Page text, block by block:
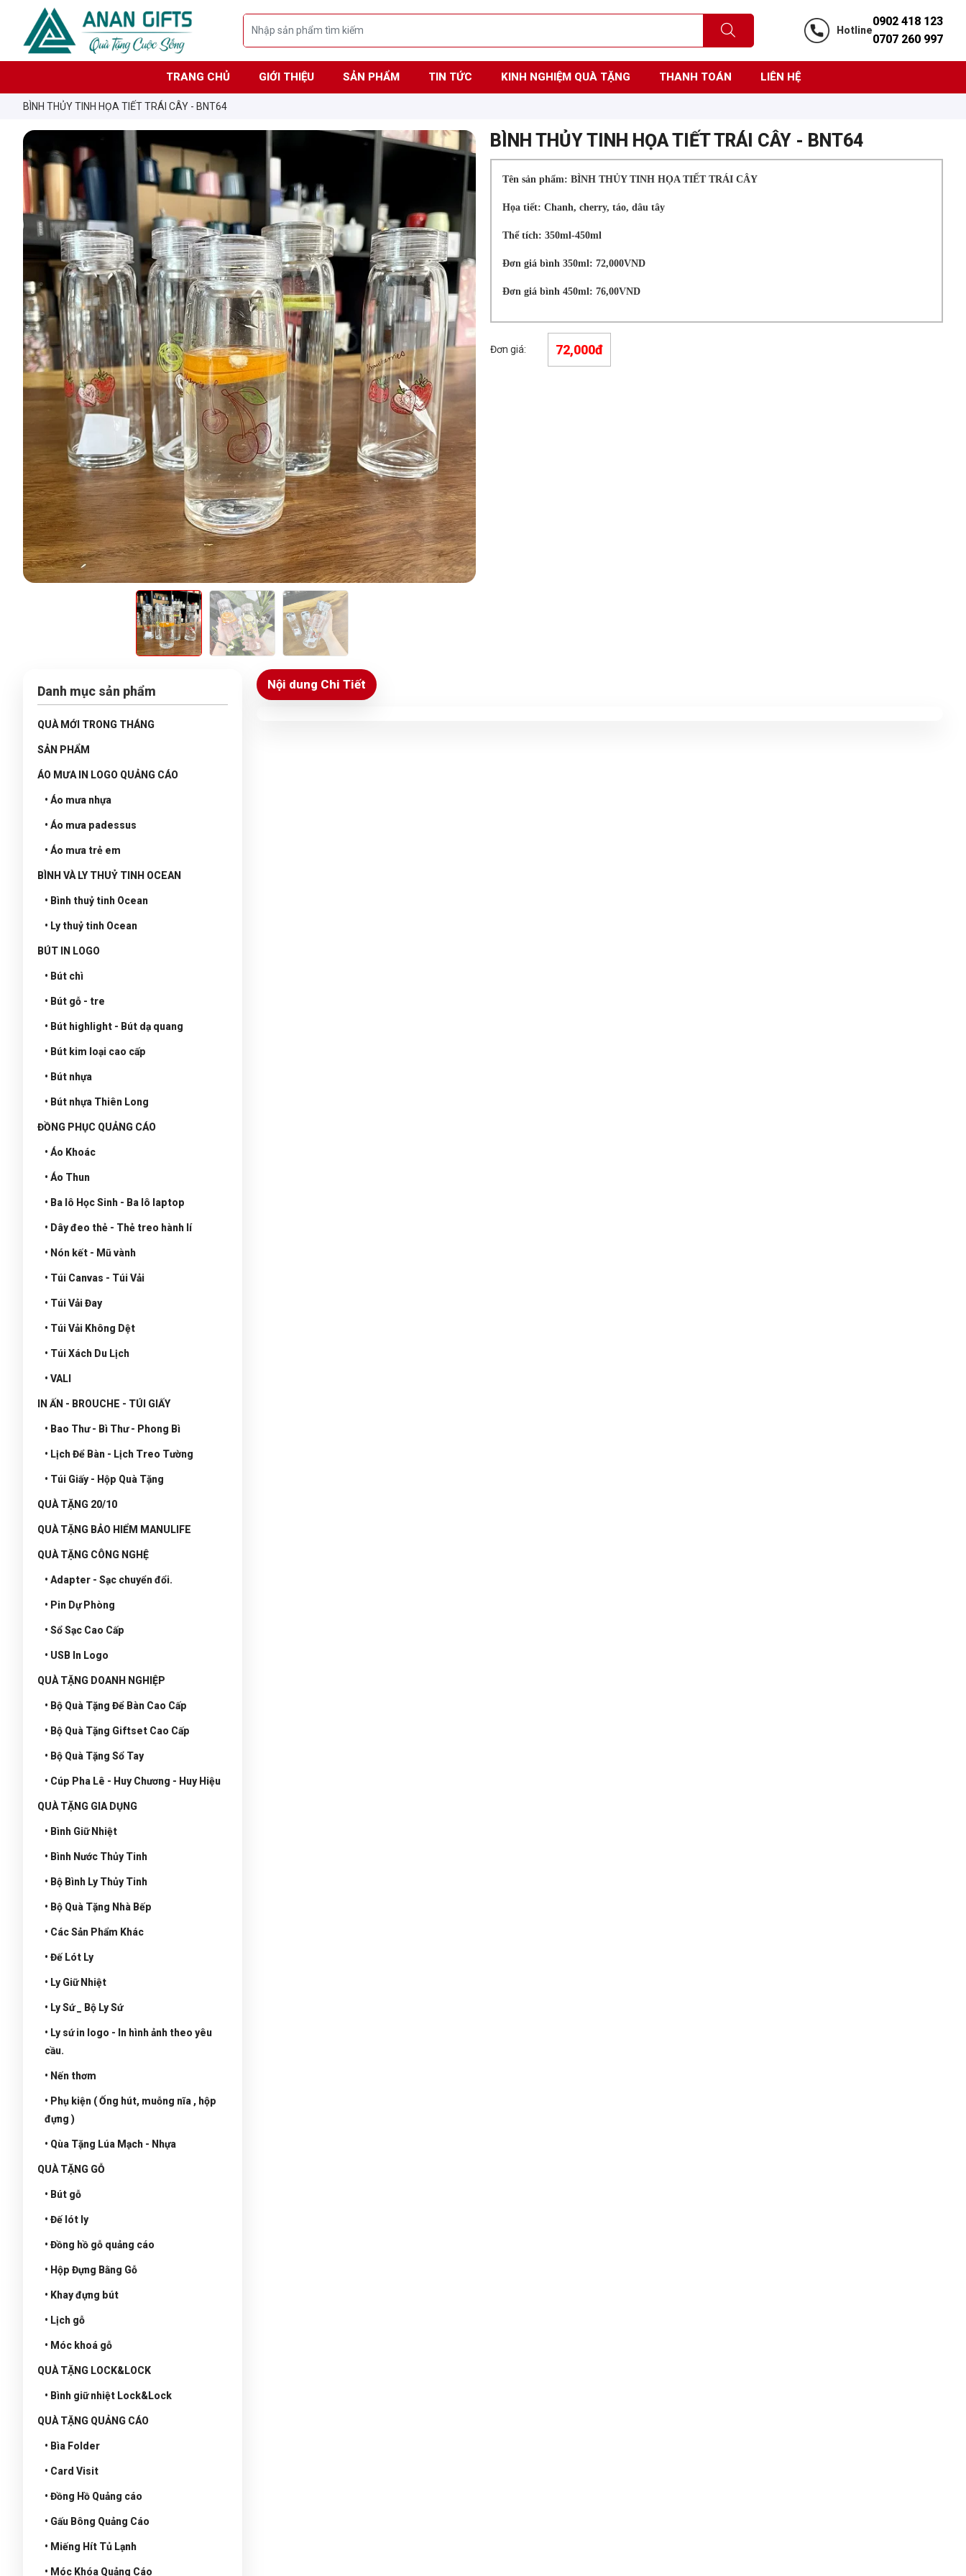
Hotline
0902 418 123
0707 260 997
TRANG CHỦ GIỚI THIỆU SẢN PHẨM TIN TỨC KINH NGHIỆM QUÀ TẶNG THANH TOÁN LIÊN HỆ
BÌNH THỦY TINH HỌA TIẾT TRÁI CÂY - BNT64
BÌNH THỦY TINH HỌA TIẾT TRÁI CÂY - BNT64
Tên sản phẩm: BÌNH THỦY TINH HỌA TIẾT TRÁI CÂY
Họa tiết: Chanh, cherry, táo, dâu tây
Thể tích: 350ml-450ml
Đơn giá bình 350ml: 72,000VND
Đơn giá bình 450ml: 76,00VND
Đơn giá: 72,000đ
Danh mục sản phẩm
QUÀ MỚI TRONG THÁNG
SẢN PHẨM
ÁO MƯA IN LOGO QUẢNG CÁO
• Áo mưa nhựa
• Áo mưa padessus
• Áo mưa trẻ em
BÌNH VÀ LY THUỶ TINH OCEAN
• Bình thuỷ tinh Ocean
• Ly thuỷ tinh Ocean
BÚT IN LOGO
• Bút chì
• Bút gỗ - tre
• Bút highlight - Bút dạ quang
• Bút kim loại cao cấp
• Bút nhựa
• Bút nhựa Thiên Long
ĐỒNG PHỤC QUẢNG CÁO
• Áo Khoác
• Áo Thun
• Ba lô Học Sinh - Ba lô laptop
• Dây đeo thẻ - Thẻ treo hành lí
• Nón kết - Mũ vành
• Túi Canvas - Túi Vải
• Túi Vải Đay
• Túi Vải Không Dệt
• Túi Xách Du Lịch
• VALI
IN ẤN - BROUCHE - TÚI GIẤY
• Bao Thư - Bì Thư - Phong Bì
• Lịch Để Bàn - Lịch Treo Tường
• Túi Giấy - Hộp Quà Tặng
QUÀ TẶNG 20/10
QUÀ TẶNG BẢO HIỂM MANULIFE
QUÀ TẶNG CÔNG NGHỆ
• Adapter - Sạc chuyển đổi.
• Pin Dự Phòng
• Sổ Sạc Cao Cấp
• USB In Logo
QUÀ TẶNG DOANH NGHIỆP
• Bộ Quà Tặng Để Bàn Cao Cấp
• Bộ Quà Tặng Giftset Cao Cấp
• Bộ Quà Tặng Sổ Tay
• Cúp Pha Lê - Huy Chương - Huy Hiệu
QUÀ TẶNG GIA DỤNG
• Bình Giữ Nhiệt
• Bình Nước Thủy Tinh
• Bộ Bình Ly Thủy Tinh
• Bộ Quà Tặng Nhà Bếp
• Các Sản Phẩm Khác
• Đế Lót Ly
• Ly Giữ Nhiệt
• Ly Sứ _ Bộ Ly Sứ
• Ly sứ in logo - In hình ảnh theo yêu
cầu.
• Nến thơm
• Phụ kiện ( Ống hút, muỗng nĩa , hộp
đựng )
• Qùa Tặng Lúa Mạch - Nhựa
QUÀ TẶNG GỖ
• Bút gỗ
• Đế lót ly
• Đồng hồ gỗ quảng cáo
• Hộp Đựng Bằng Gỗ
• Khay đựng bút
• Lịch gỗ
• Móc khoá gỗ
QUÀ TẶNG LOCK&LOCK
• Bình giữ nhiệt Lock&Lock
QUÀ TẶNG QUẢNG CÁO
• Bìa Folder
• Card Visit
• Đồng Hồ Quảng cáo
• Gấu Bông Quảng Cáo
• Miếng Hít Tủ Lạnh
• Móc Khóa Quảng Cáo
Nội dung Chi Tiết